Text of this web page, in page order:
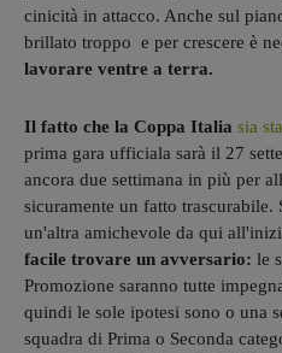
cinicità in attacco. Anche sul
brillato troppo e per crescere è
lavorare ventre a terra.
Il fatto che la Coppa Italia sia
prima gara ufficiala sarà il 27
ancora due settimana in più per
sicuramente un fatto trascurabile.
un'altra amichevole da qui
facile trovare un avversario: le
Promozione saranno tutte
quindi le sole ipotesi sono o una
squadra di Prima o Seconda